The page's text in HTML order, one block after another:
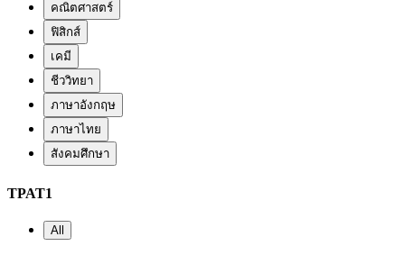
คณิตศาสตร์
ฟิสิกส์
เคมี
ชีววิทยา
ภาษาอังกฤษ
ภาษาไทย
สังคมศึกษา
TPAT1
All